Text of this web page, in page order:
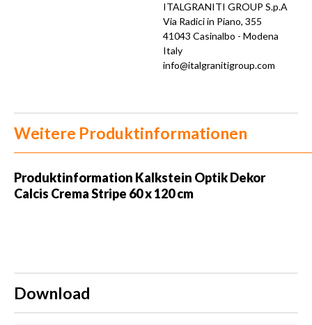
ITALGRANITI GROUP S.p.A
Via Radici in Piano, 355
41043 Casinalbo - Modena
Italy
info@italgranitigroup.com
Weitere Produktinformationen
Produktinformation Kalkstein Optik Dekor
Calcis Crema Stripe 60 x 120 cm
Download